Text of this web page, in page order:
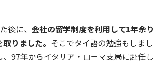
後に、 会社の留学制度を利用して1年余り
りました。 そこでタイ語の勉強もしまし
97年からイタリア・ローマ支局に赴任し